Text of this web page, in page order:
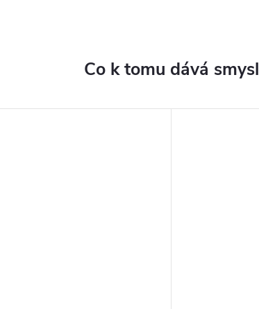
Co k tomu dává smysl